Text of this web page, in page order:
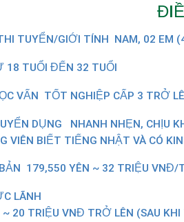
TUYỂN/GIỚI TÍNH NAM, 02 EM
18 TUỔI ĐẾN 32 TUỔI
VẤN TỐT NGHIỆP CẤP 3 TRỞ
DỤNG
NHANH NHẸN, CHỊU
VIÊN BIẾT TIẾNG NHẬT VÀ CÓ
179,550 YÊN ~ 32 TRIỆU VNĐ/
LÃNH
~ 20 TRIỆU VNĐ TRỞ LÊN (SAU